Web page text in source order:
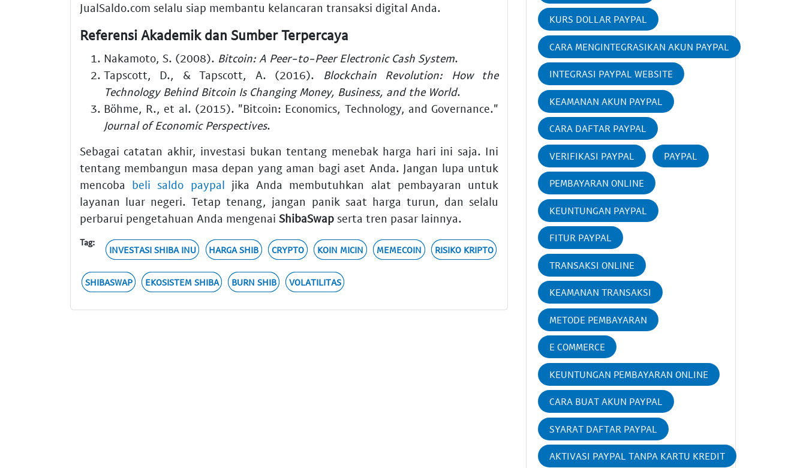
JualSaldo.com selalu siap membantu kelancaran transaksi digital Anda.
Referensi Akademik dan Sumber Terpercaya
Nakamoto, S. (2008). Bitcoin: A Peer-to-Peer Electronic Cash System.
Tapscott, D., & Tapscott, A. (2016).
Blockchain Revolution: How the
Technology Behind Bitcoin Is Changing Money, Business, and the World.
Böhme, R., et al. (2015). "Bitcoin: Economics, Technology, and Governance."
Journal of Economic Perspectives.
Sebagai catatan akhir, investasi bukan tentang menebak harga hari ini saja. Ini
tentang membangun masa depan yang aman bagi aset Anda. Jangan lupa untuk
mencoba beli saldo paypal jika Anda membutuhkan alat pembayaran untuk
layanan luar negeri. Tetap tenang, jangan panik saat harga turun, dan selalu
perbarui pengetahuan Anda mengenai ShibaSwap serta tren pasar lainnya.
Tag:
INVESTASI SHIBA INU HARGA SHIB CRYPTO KOIN MICIN MEMECOIN RISIKO KRIPTO
SHIBASWAP EKOSISTEM SHIBA BURN SHIB VOLATILITAS
KURS DOLLAR PAYPAL
CARA MENGINTEGRASIKAN AKUN PAYPAL
INTEGRASI PAYPAL WEBSITE
KEAMANAN AKUN PAYPAL
CARA DAFTAR PAYPAL
VERIFIKASI PAYPAL PAYPAL
PEMBAYARAN ONLINE
KEUNTUNGAN PAYPAL
FITUR PAYPAL
TRANSAKSI ONLINE
KEAMANAN TRANSAKSI
METODE PEMBAYARAN
E COMMERCE
KEUNTUNGAN PEMBAYARAN ONLINE
CARA BUAT AKUN PAYPAL
SYARAT DAFTAR PAYPAL
AKTIVASI PAYPAL TANPA KARTU KREDIT